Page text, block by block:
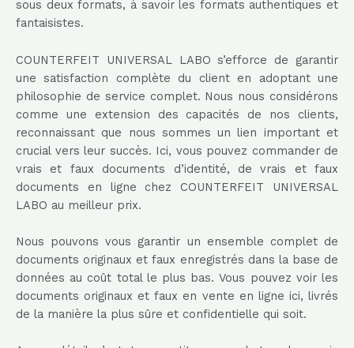
sous deux formats, à savoir les formats authentiques et
fantaisistes.
COUNTERFEIT UNIVERSAL LABO s’efforce de garantir
une satisfaction complète du client en adoptant une
philosophie de service complet. Nous nous considérons
comme une extension des capacités de nos clients,
reconnaissant que nous sommes un lien important et
crucial vers leur succès. Ici, vous pouvez commander de
vrais et faux documents d’identité, de vrais et faux
documents en ligne chez COUNTERFEIT UNIVERSAL
LABO au meilleur prix.
Nous pouvons vous garantir un ensemble complet de
documents originaux et faux enregistrés dans la base de
données au coût total le plus bas. Vous pouvez voir les
documents originaux et faux en vente en ligne ici, livrés
de la manière la plus sûre et confidentielle qui soit.